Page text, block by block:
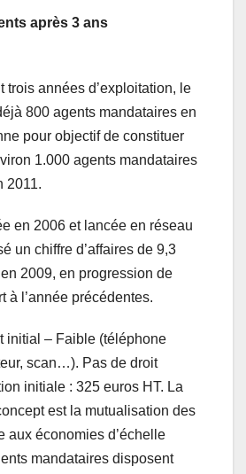
après 3 ans
trois années d’exploitation, le
800 agents mandataires en
pour objectif de constituer
1.000 agents mandataires
2011.
en 2006 et lancée en réseau
un chiffre d’affaires de 9,3
2009, en progression de
à l’année précédentes.
initial – Faible (téléphone
scan…). Pas de droit
initiale : 325 euros HT. La
est la mutualisation des
aux économies d’échelle
mandataires disposent